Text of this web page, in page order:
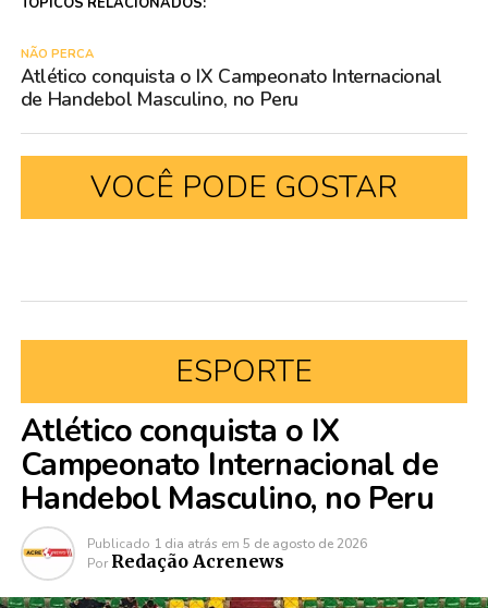
NÃO PERCA
Atlético conquista o IX Campeonato Internacional
de Handebol Masculino, no Peru
VOCÊ PODE GOSTAR
ESPORTE
Atlético conquista o IX
Campeonato Internacional de
Handebol Masculino, no Peru
Publicado 1 dia atrás em 5 de agosto de 2026
Por Redação Acrenews